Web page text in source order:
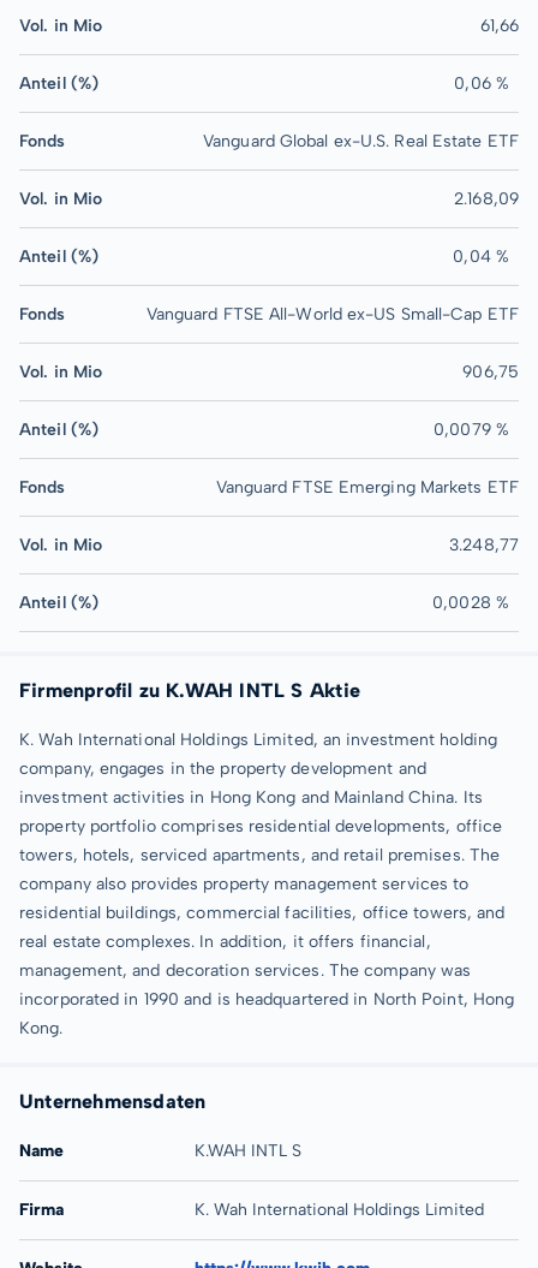
Vol. in Mio 61,66
Anteil (%) 0,06 %
Fonds Vanguard Global ex-U.S. Real Estate ETF
Vol. in Mio 2.168,09
Anteil (%) 0,04 %
Fonds Vanguard FTSE All-World ex-US Small-Cap ETF
Vol. in Mio 906,75
Anteil (%) 0,0079 %
Fonds Vanguard FTSE Emerging Markets ETF
Vol. in Mio 3.248,77
Anteil (%) 0,0028 %
Firmenprofil zu K.WAH INTL S Aktie
K. Wah International Holdings Limited, an investment holding
company, engages in the property development and
investment activities in Hong Kong and Mainland China. Its
property portfolio comprises residential developments, office
towers, hotels, serviced apartments, and retail premises. The
company also provides property management services to
residential buildings, commercial facilities, office towers, and
real estate complexes. In addition, it offers financial,
management, and decoration services. The company was
incorporated in 1990 and is headquartered in North Point, Hong
Kong.
Unternehmensdaten
Name K.WAH INTL S
Firma K. Wah International Holdings Limited